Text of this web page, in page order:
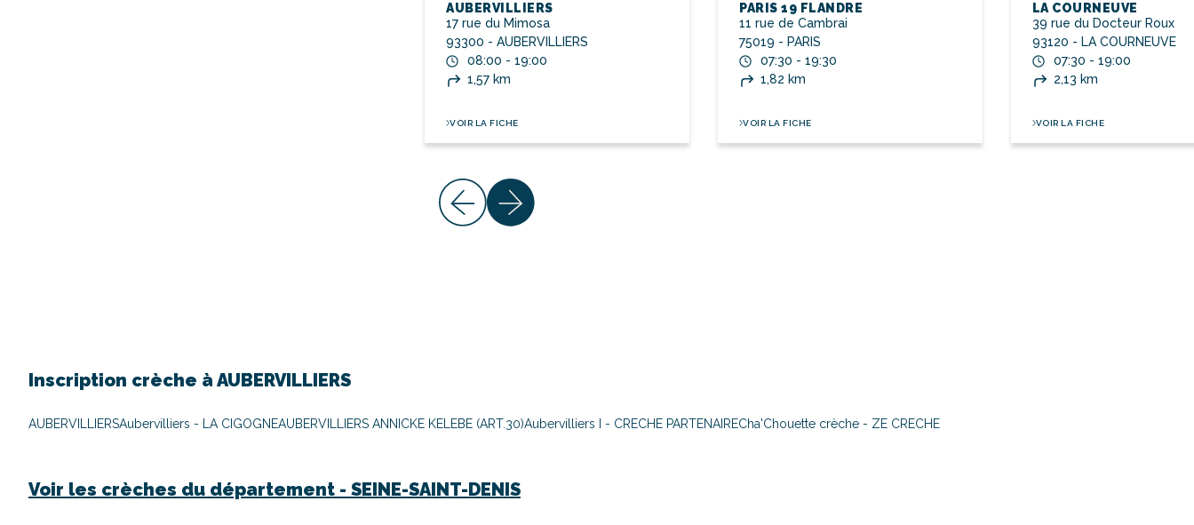
AUBERVILLIERS
17 rue du Mimosa
93300 - AUBERVILLIERS
08:00 - 19:00
1,57 km
VOIR LA FICHE
PARIS 19 FLANDRE
11 rue de Cambrai
75019 - PARIS
07:30 - 19:30
1,82 km
VOIR LA FICHE
LA COURNEUVE
39 rue du Docteur Roux
93120 - LA COURNEUVE
07:30 - 19:00
2,13 km
VOIR LA FICHE
Inscription crèche à AUBERVILLIERS
AUBERVILLIERSAubervilliers - LA CIGOGNEAUBERVILLIERS ANNICKE KELEBE (ART.30)Aubervilliers I - CRECHE PARTENAIRECha'Chouette crèche - ZE CRECHE
Voir les crèches du département - SEINE-SAINT-DENIS